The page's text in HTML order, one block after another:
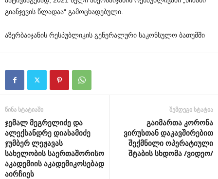
გიანჯევის წლადაა“ გამოცხადებული.
აზერბაიჯანის რესპუბლიკის გენერალური საკონსულო ბათუმში
წინა სტატიაში
ჯემალ მეგრელიძე და
ალექსანდრე დიასამიძე
ჯუმბერ ლეჟავას
სახელობის საერთაშორისო
აკადემიის აკადემიკოსებად
აირჩიეს
შემდეგი სტატია
გაიმართა კორონა
ვირუსთან დაკავშირებით
შექმნილი ოპერატიული
შტაბის სხდომა /ვიდეო/